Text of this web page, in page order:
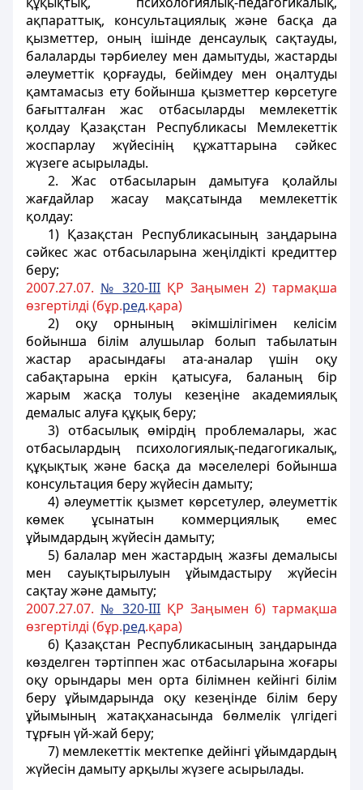
ақпараттық, консультациялық және басқа да
қызметтер, оның ішінде денсаулық сақтауды,
балаларды тәрбиелеу мен дамытуды, жастарды
әлеуметтік қорғауды, бейімдеу мен оңалтуды
қамтамасыз ету бойынша қызметтер көрсетуге
бағытталған жас отбасыларды мемлекеттік
қолдау Қазақстан Республикасы Мемлекеттік
жоспарлау жүйесінің құжаттарына сәйкес
жүзеге асырылады.
2. Жас отбасыларын дамытуға қолайлы
жағдайлар жасау мақсатында мемлекеттік
қолдау:
1) Қазақстан Республикасының заңдарына
сәйкес жас отбасыларына жеңiлдiктi кредиттер
беру;
2007.27.07. № 320-III ҚР Заңымен 2) тармақша
өзгертілді (бұр.ред.қара)
2) оқу орнының әкiмшiлігімен келісім
бойынша білім алушылар болып табылатын
жастар арасындағы ата-аналар үшiн оқу
сабақтарына еркiн қатысуға, баланың бiр
жарым жасқа толуы кезеңiне академиялық
демалыс алуға құқық беру;
3) отбасылық өмiрдiң проблемалары, жас
отбасылардың психологиялық-педагогикалық,
құқықтық және басқа да мәселелерi бойынша
консультация беру жүйесiн дамыту;
4) әлеуметтiк қызмет көрсетулер, әлеуметтік
көмек ұсынатын коммерциялық емес
ұйымдардың жүйесiн дамыту;
5) балалар мен жастардың жазғы демалысы
мен сауықтырылуын ұйымдастыру жүйесiн
сақтау және дамыту;
2007.27.07. № 320-III ҚР Заңымен 6) тармақша
өзгертілді (бұр.ред.қара)
6) Қазақстан Республикасының заңдарында
көзделген тәртiппен жас отбасыларына жоғары
оқу орындары мен орта білімнен кейінгі білім
беру ұйымдарында оқу кезеңiнде білім беру
ұйымының жатақханасында бөлмелік үлгiдегi
тұрғын үй-жай беру;
7) мемлекеттік мектепке дейiнгi ұйымдардың
жүйесiн дамыту арқылы жүзеге асырылады.